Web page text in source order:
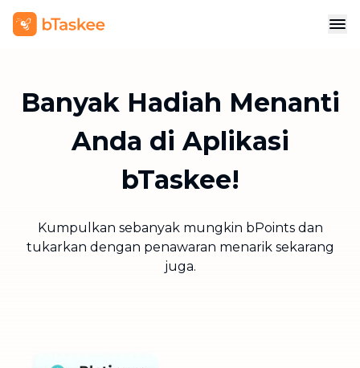
Banyak Hadiah Menanti
Anda di Aplikasi
bTaskee!
Kumpulkan sebanyak mungkin bPoints dan
tukarkan dengan penawaran menarik sekarang
juga.